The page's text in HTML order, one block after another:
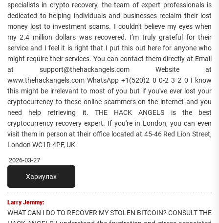
specialists in crypto recovery, the team of expert professionals is
dedicated to helping individuals and businesses reclaim their lost
money lost to investment scams. I couldn't believe my eyes when
my 2.4 million dollars was recovered. I’m truly grateful for their
service and I feel it is right that I put this out here for anyone who
might require their services. You can contact them directly at Email
at support@thehackangels.com Website at
www.thehackangels.com WhatsApp +1(520)2 0 0-2 3 2 0 I know
this might be irrelevant to most of you but if you've ever lost your
cryptocurrency to these online scammers on the internet and you
need help retrieving it. THE HACK ANGELS is the best
cryptocurrency recovery expert. If you're in London, you can even
visit them in person at their office located at 45-46 Red Lion Street,
London WC1R 4PF, UK.
2026-03-27
Хариулах
Larry Jemmy:
WHAT CAN I DO TO RECOVER MY STOLEN BITCOIN? CONSULT THE